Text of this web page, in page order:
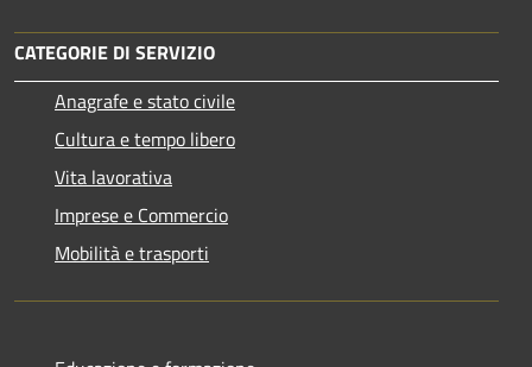
CATEGORIE DI SERVIZIO
Anagrafe e stato civile
Cultura e tempo libero
Vita lavorativa
Imprese e Commercio
Mobilità e trasporti